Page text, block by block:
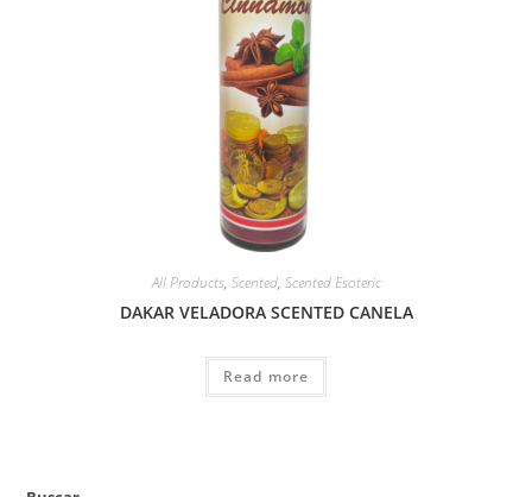
All Products, Scented, Scented Esoteric
DAKAR VELADORA SCENTED CANELA
Read more